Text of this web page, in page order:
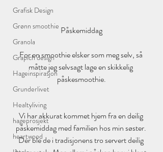
Grafisk Design
Grønn smoothie
Granola
Grapich design
Hageinspirasjon
Grunderlivet
Healtyliving
hageprosjekt
heartwood
Påskemiddag
For en smoothie elsker som meg selv, så
måtte jeg selvsagt lage en skikkelig
påskesmoothie.
Vi har akkurat kommet hjem fra en deilig
påskemiddag med familien hos min søster.
Der ble de i tradisjonens tro servert deilig